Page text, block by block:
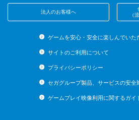
法人のお客様へ
（
ゲームを安心・安全に楽しんでいた
サイトのご利用について
プライバシーポリシー
セガグループ製品、サービスの安全
ゲームプレイ映像利用に関するガイ